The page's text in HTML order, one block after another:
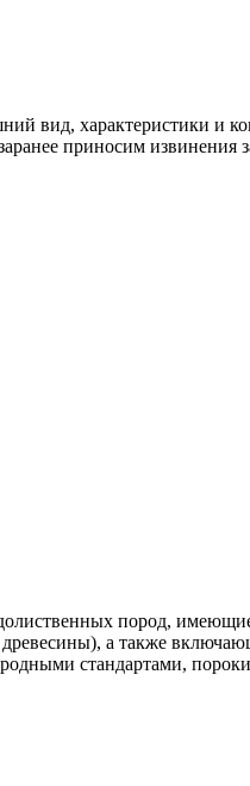
вид, характеристики и
приносим извинения
пород,
а также
стандартами,